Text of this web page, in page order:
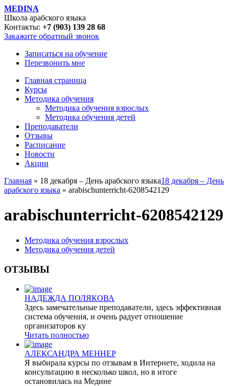
MEDINA
Школа арабского языка
Контакты: +7 (903) 139 28 68
Закажите обратный звонок
Записаться на обучение
Перезвонить мне
Главная страница
Курсы
Методика обучения
Методика обучения взрослых
Методика обучения детей
Преподаватели
Отзывы
Расписание
Новости
Акции
Главная » 18 декабря – День арабского языка18 декабря – День
арабского языка » arabischunterricht-6208542129
arabischunterricht-6208542129
Методика обучения взрослых
Методика обучения детей
ОТЗЫВЫ
НАДЕЖДА ПОЛЯКОВА
Здесь замечательные преподаватели, здесь эффективная
система обучения, и очень радует отношение
организаторов ку
Читать полностью
АЛЕКСАНДРА МЕННЕР
Я выбирала курсы по отзывам в Интернете, ходила на
консультацию в несколько школ, но в итоге
остановилась на Медине